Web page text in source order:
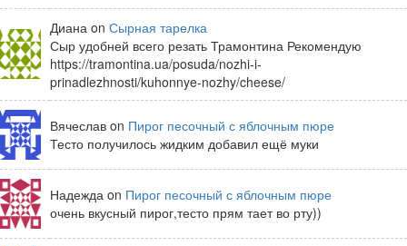
Диана on Сырная тарелка
Сыр удобней всего резать Трамонтина Рекомендую
https://tramontina.ua/posuda/nozhi-i-
prinadlezhnosti/kuhonnye-nozhy/cheese/
Вячеслав on Пирог песочный с яблочным пюре
Тесто получилось жидким добавил ещё муки
Надежда on Пирог песочный с яблочным пюре
очень вкусный пирог,тесто прям тает во рту))